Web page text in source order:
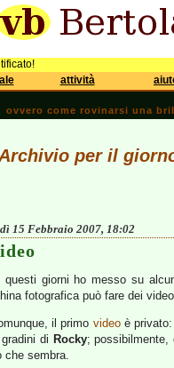
attività
ovvero come rovinarsi una
per il
15 Febbraio 2007, 18:02
questi giorni ho messo su
fotografica può fare dei
il primo videoè privato:
di Rocky; possibilmente,
che sembra.